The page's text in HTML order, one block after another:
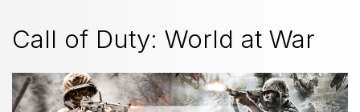
Call of Duty: World at War